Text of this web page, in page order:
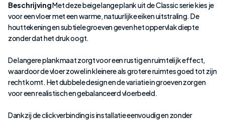
BeschrijvingMet deze beige lange plank uit de Classic serie kies je
voor een vloer met een warme, natuurlijke eiken uitstraling. De
houttekening en subtiele groeven geven het oppervlak diepte
zonder dat het druk oogt.
De langere plankmaat zorgt voor een rustig en ruimtelijk effect,
waardoor de vloer zowel in kleinere als grotere ruimtes goed tot zijn
recht komt. Het dubbele design en de variatie in groeven zorgen
voor een realistisch en gebalanceerd vloerbeeld.
Dankzij de clickverbinding is installatie eenvoudig en zonder